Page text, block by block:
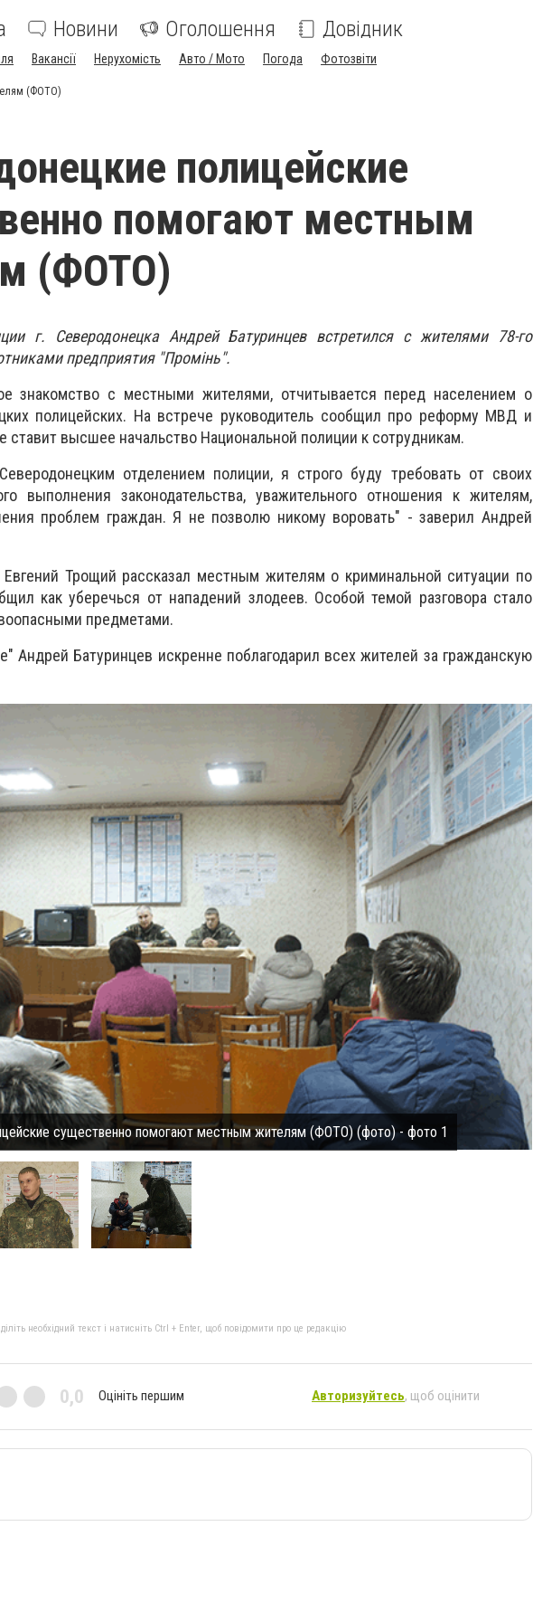
Новини Оголошення Довідник
Вакансії Нерухомість Авто / Мото Погода Фотозвіти
(ФОТО)
полицейские
помогают местным
(ФОТО)
г. Северодонецка Андрей Батуринцев встретился с жителями 78-го
предприятия "Промінь".
знакомство с местными жителями, отчитывается перед населением о
полицейских. На встрече руководитель сообщил про реформу МВД и
ставит высшее начальство Национальной полиции к сотрудникам.
отделением полиции, я строго буду требовать от своих
выполнения законодательства, уважительного отношения к жителям,
проблем граждан. Я не позволю никому воровать" - заверил Андрей
Трощий рассказал местным жителям о криминальной ситуации по
как уберечься от нападений злодеев. Особой темой разговора стало
предметами.
Андрей Батуринцев искренне поблагодарил всех жителей за гражданскую
существенно помогают местным жителям (ФОТО) (фото) - фото 1
необхідний текст і натисніть Ctrl + Enter, щоб повідомити про це редакцію
0,0 Оцініть першим Авторизуйтесь, щоб оцінити